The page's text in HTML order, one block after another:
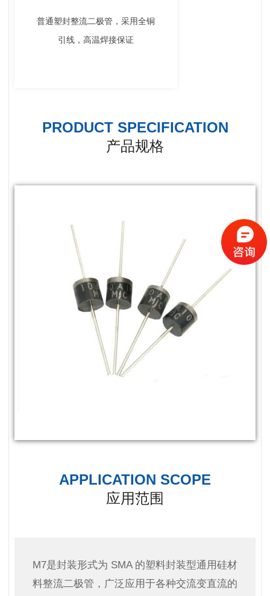
普通塑封整流二极管，采用全铜
引线，高温焊接保证
PRODUCT SPECIFICATION
产品规格
APPLICATION SCOPE
应用范围
M7是封装形式为 SMA 的塑料封装型通用硅材
料整流二极管，广泛应用于各种交流变直流的